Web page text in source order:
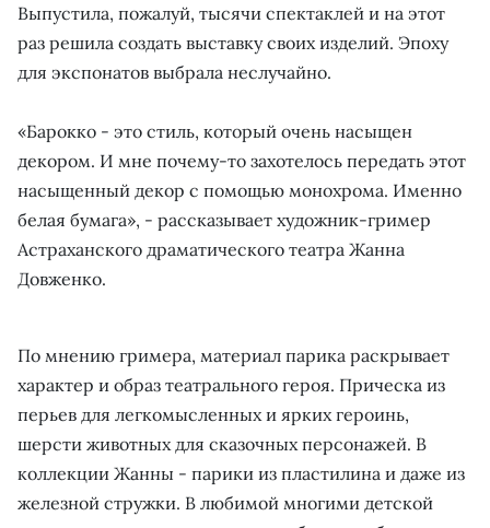
Выпустила, пожалуй, тысячи спектаклей и на этот
раз решила создать выставку своих изделий. Эпоху
для экспонатов выбрала неслучайно.
«Барокко - это стиль, который очень насыщен
декором. И мне почему-то захотелось передать этот
насыщенный декор с помощью монохрома. Именно
белая бумага», - рассказывает художник-гример
Астраханского драматического театра Жанна
Довженко.
По мнению гримера, материал парика раскрывает
характер и образ театрального героя. Прическа из
перьев для легкомысленных и ярких героинь,
шерсти животных для сказочных персонажей. В
коллекции Жанны - парики из пластилина и даже из
железной стружки. В любимой многими детской